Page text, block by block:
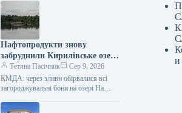
Нафтопродукти знову
забруднили Кирилівське озеро
у Києві.
Тетяна Пасічник
Сер 9, 2026
КМДА: через зливи обірвалися всі
загороджувальні бони на озері На
Сирець у столиці знову зафіксовано…
и